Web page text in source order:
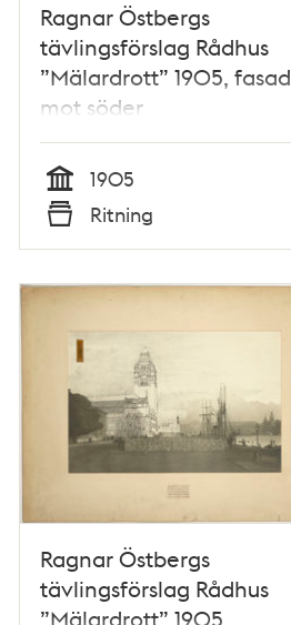
Ragnar Östbergs
tävlingsförslag Rådhus
”Mälardrott” 1905, fasad
mot söder
Tid
1905
Typ
Ritning
Ragnar Östbergs
tävlingsförslag Rådhus
”Mälardrott” 1905,